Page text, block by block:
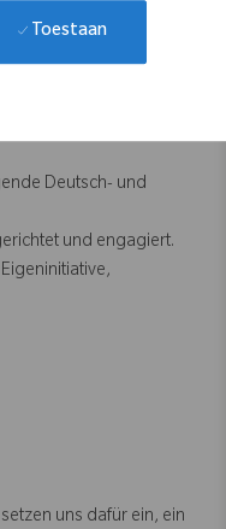
Toestaan
oder
Deutsch- und
und engagiert.
uns dafür ein, ein